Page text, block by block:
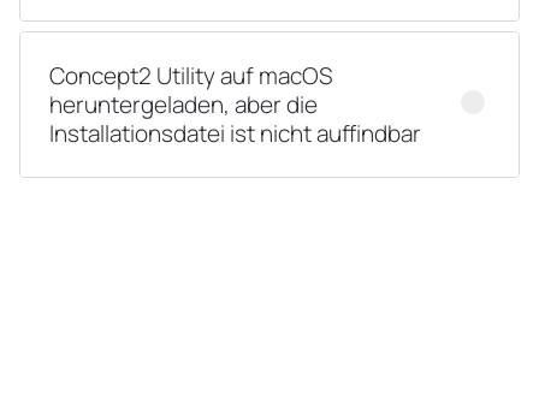
Concept2 Utility auf macOS
heruntergeladen, aber die
Installationsdatei ist nicht auffindbar